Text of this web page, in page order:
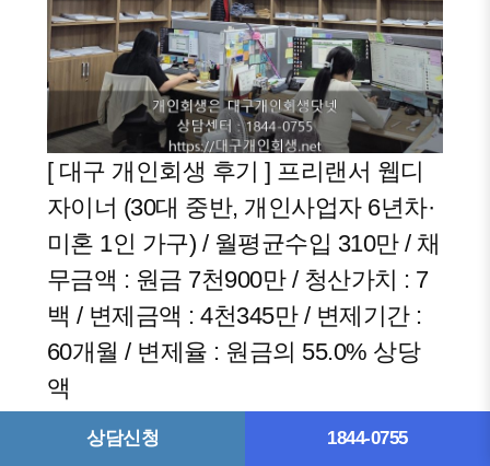
상담신청 1844-0755
[ 대구 개인회생 후기 ] 프리랜서 웹디
자이너 (30대 중반, 개인사업자 6년차·
미혼 1인 가구) / 월평균수입 310만 / 채
무금액 : 원금 7천900만 / 청산가치 : 7
백 / 변제금액 : 4천345만 / 변제기간 :
60개월 / 변제율 : 원금의 55.0% 상당
액
작성일자 2026년 07월 27일
재현 법무사님이 작성